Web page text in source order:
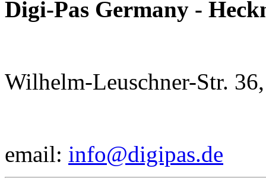
Digi-Pas Germany -
Wilhelm-Leuschner-Str.
email: info@digipas.de